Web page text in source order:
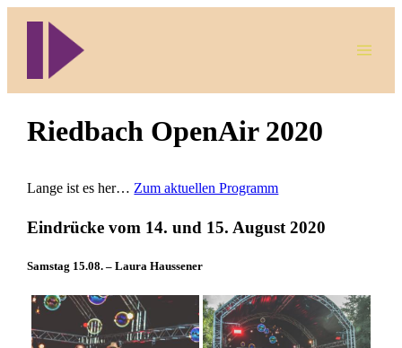
Riedbach OpenAir 2020
Lange ist es her… Zum aktuellen Programm
Eindrücke vom 14. und 15. August 2020
Samstag 15.08. – Laura Haussener